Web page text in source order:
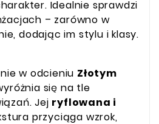
Idealnie sprawdzi
– zarówno w
dodając im stylu i klasy.
w odcieniu Złotym
się na tle
Jej ryflowana i
przyciąga wzrok,